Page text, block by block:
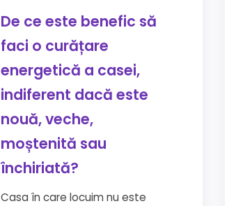
De ce este benefic să
faci o curățare
energetică a casei,
indiferent dacă este
nouă, veche,
moștenită sau
închiriată?
Casa în care locuim nu este